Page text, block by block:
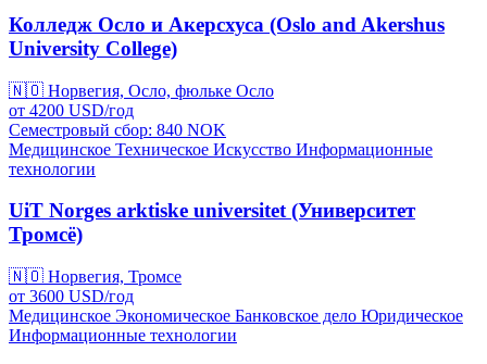
Колледж Осло и Акерсхуса (Oslo and Akershus
University College)
🇳🇴 Норвегия, Осло, фюльке Осло
от 4200 USD/год
Семестровый сбор: 840 NOK
Медицинское Техническое Искусство Информационные
технологии
UiT Norges arktiske universitet (Университет
Тромсё)
🇳🇴 Норвегия, Тромсе
от 3600 USD/год
Медицинское Экономическое Банковское дело Юридическое
Информационные технологии